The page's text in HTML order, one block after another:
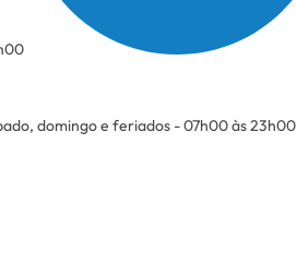
domingo e feriados - 07h00 às 23h00